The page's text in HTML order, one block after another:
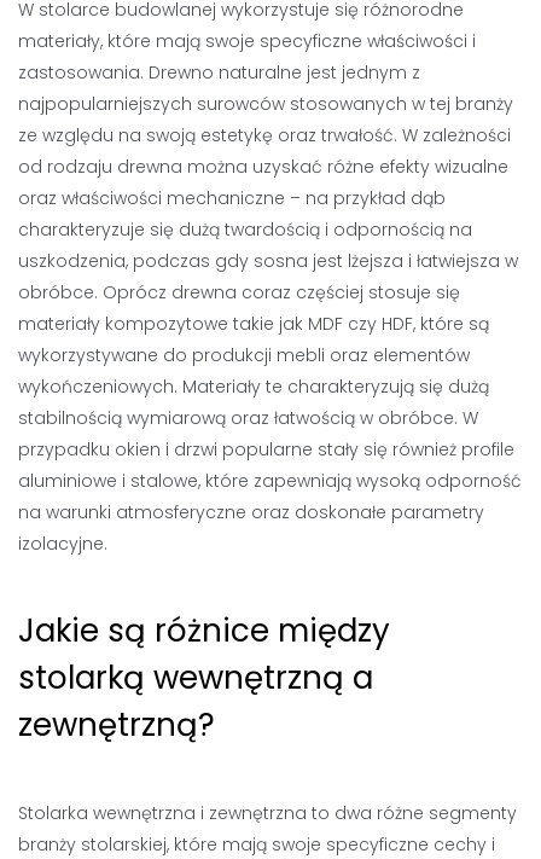
W stolarce budowlanej wykorzystuje się różnorodne
materiały, które mają swoje specyficzne właściwości i
zastosowania. Drewno naturalne jest jednym z
najpopularniejszych surowców stosowanych w tej branży
ze względu na swoją estetykę oraz trwałość. W zależności
od rodzaju drewna można uzyskać różne efekty wizualne
oraz właściwości mechaniczne – na przykład dąb
charakteryzuje się dużą twardością i odpornością na
uszkodzenia, podczas gdy sosna jest lżejsza i łatwiejsza w
obróbce. Oprócz drewna coraz częściej stosuje się
materiały kompozytowe takie jak MDF czy HDF, które są
wykorzystywane do produkcji mebli oraz elementów
wykończeniowych. Materiały te charakteryzują się dużą
stabilnością wymiarową oraz łatwością w obróbce. W
przypadku okien i drzwi popularne stały się również profile
aluminiowe i stalowe, które zapewniają wysoką odporność
na warunki atmosferyczne oraz doskonałe parametry
izolacyjne.
Jakie są różnice między
stolarką wewnętrzną a
zewnętrzną?
Stolarka wewnętrzna i zewnętrzna to dwa różne segmenty
branży stolarskiej, które mają swoje specyficzne cechy i